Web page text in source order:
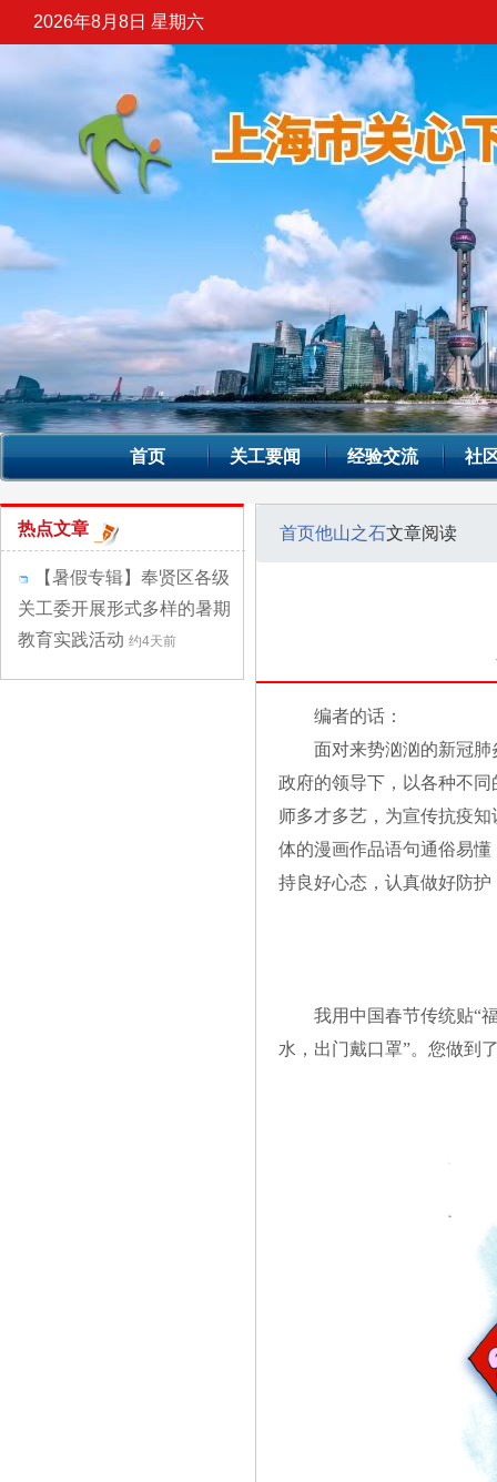
2026年8月8日 星期六
首页 关工要闻 经验交流 社
热点文章
【暑假专辑】奉贤区各级
关工委开展形式多样的暑期
教育实践活动 约4天前
首页他山之石文章阅读
编者的话：
面对来势汹汹的新冠
政府的领导下，以各种不
师多才多艺，为宣传抗疫
体的漫画作品语句通俗易
持良好心态，认真做好防
我用中国春节传统贴“
水，出门戴口罩”。您做到